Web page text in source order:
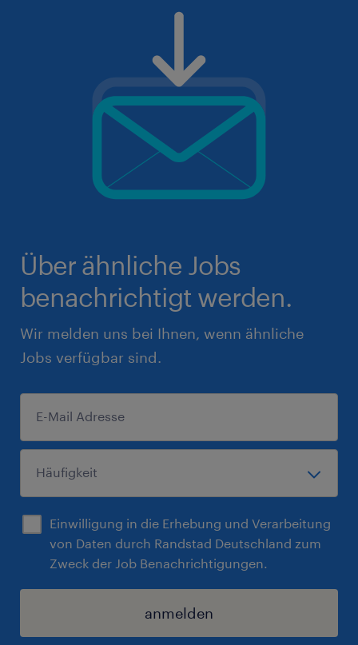
Über ähnliche Jobs
benachrichtigt werden.
Wir melden uns bei Ihnen, wenn ähnliche
Jobs verfügbar sind.
Einwilligung in die Erhebung und Verarbeitung
von Daten durch Randstad Deutschland zum
Zweck der Job Benachrichtigungen.
anmelden